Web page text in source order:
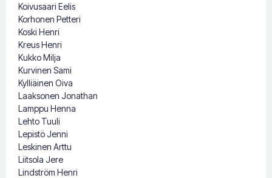
Koivusaari Eelis
Korhonen Petteri
Koski Henri
Kreus Henri
Kukko Milja
Kurvinen Sami
Kylliäinen Oiva
Laaksonen Jonathan
Lamppu Henna
Lehto Tuuli
Lepistö Jenni
Leskinen Arttu
Liitsola Jere
Lindström Henri